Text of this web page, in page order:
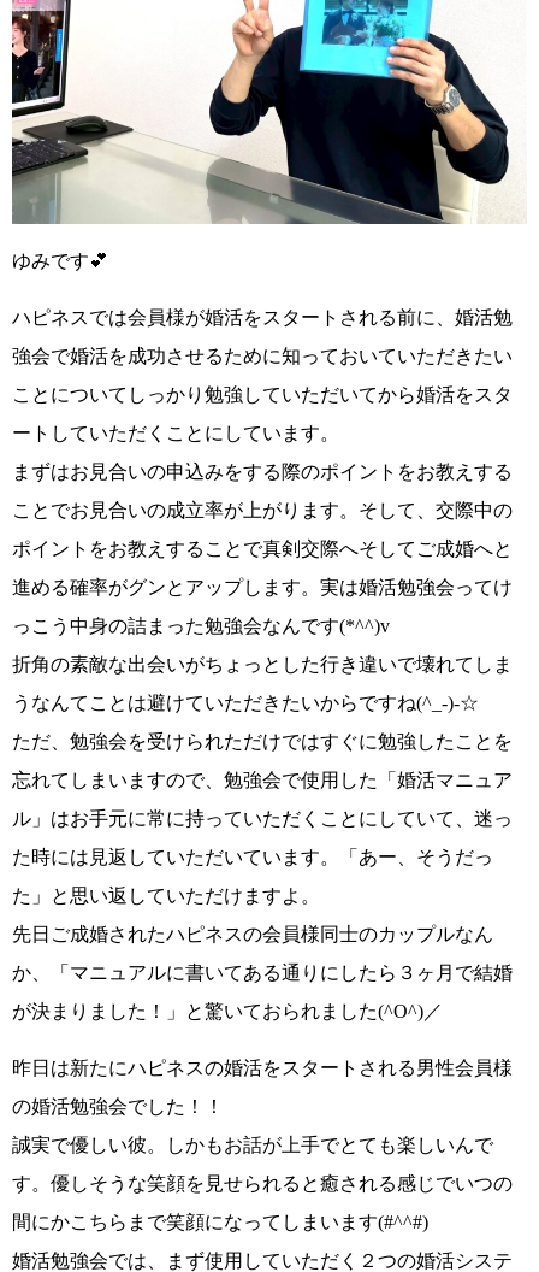
ゆみです💕
ハピネスでは会員様が婚活をスタートされる前に、 婚活勉
強会で婚活を成功させるために知っておいていただきたい
こと についてしっかり勉強していただいてから婚活をスタ
ートしていただくことにしています。
まずはお見合いの申込みをする際のポイントをお教えする
ことでお見合いの成立率が 上がります。そして、交際中の
ポイントをお教えすることで真剣交際へそしてご成婚へと
進める確率がグンとアップします。実は婚活勉強会ってけ
っこう中身の詰まった勉強会なんです(*^^)v
折角の素敵な出会いがちょっとした行き違いで壊れてしま
う なんてことは避けていただきたいからですね(^_-)-☆
ただ、勉強会を受けられただけではすぐに勉強したことを
忘れてしまいますので、勉強会で使用した
「婚活マニュア
ル」 はお手元に常に持っていただくことにしていて、迷っ
た時には見返していただいています。
「あー、そうだっ
た」
と思い返していただけますよ。
先日ご成婚されたハピネスの会員様同士のカップルなん
か、
「マニュアルに書いてある通りにしたら３ヶ月で結婚
が決まりました！」
と驚いておられました(^O^)／
昨日は新たにハピネスの婚活をスタートされる男性会員様
の婚活勉強会でした！！
誠実で優しい彼。しかもお話が上手でとても楽しいんで
す。 優しそうな笑顔を見せられると癒される感じでいつの
間にかこちらまで笑顔になってしまいます(#^^#)
婚活勉強会では、まず使用していただく２つの婚活システ